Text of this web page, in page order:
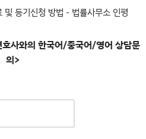
사와의 한국어/중국어/영어 상담문
의>